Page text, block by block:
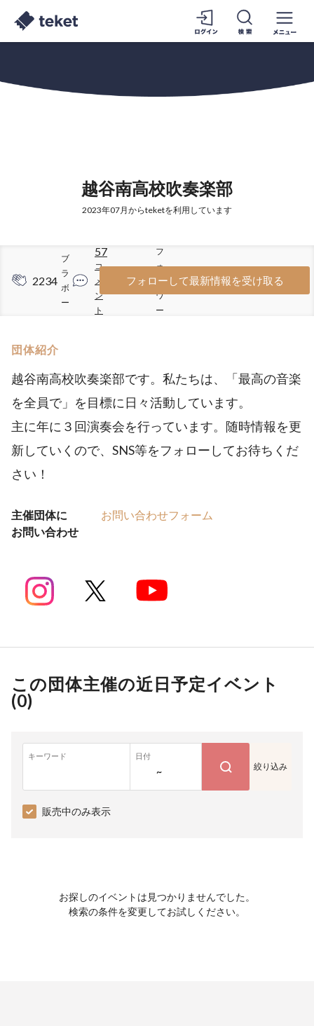
越谷南高校吹奏楽部
2023年07月からteketを利用しています
2234
ブ
ラ
ボ
ー
57
コ
メ
ン
ト
946
フ
ォ
ロ
ワ
ー
フォローして最新情報を受け取る
団体紹介
越谷南高校吹奏楽部です。私たちは、「最高の音楽
を全員で」を目標に日々活動しています。
主に年に３回演奏会を行っています。随時情報を更
新していくので、SNS等をフォローしてお待ちくだ
さい！
主催団体に
お問い合わせ
お問い合わせフォーム
この団体主催の近日予定イベント
(0)
キーワード 日付
~ 絞り込み
販売中のみ表示
お探しのイベントは見つかりませんでした。
検索の条件を変更してお試しください。